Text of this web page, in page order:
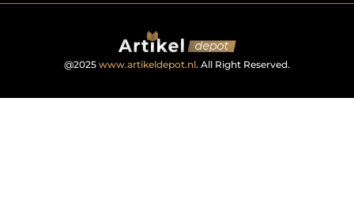
@2025 www.artikeldepot.nl. All Right Reserved.